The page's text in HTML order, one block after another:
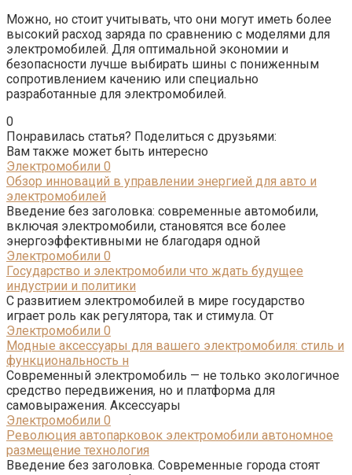
Можно, но стоит учитывать, что они могут иметь более
высокий расход заряда по сравнению с моделями для
электромобилей. Для оптимальной экономии и
безопасности лучше выбирать шины с пониженным
сопротивлением качению или специально
разработанные для электромобилей.
0
Понравилась статья? Поделиться с друзьями:
Вам также может быть интересно
Электромобили 0
Обзор инноваций в управлении энергией для авто и
электромобилей
Введение без заголовка: современные автомобили,
включая электромобили, становятся все более
энергоэффективными не благодаря одной
Электромобили 0
Государство и электромобили что ждать будущее
индустрии и политики
С развитием электромобилей в мире государство
играет роль как регулятора, так и стимула. От
Электромобили 0
Модные аксессуары для вашего электромобиля: стиль и
функциональность н
Современный электромобиль — не только экологичное
средство передвижения, но и платформа для
самовыражения. Аксессуары
Электромобили 0
Революция автопарковок электромобили автономное
размещение технология
Введение без заголовка. Современные города стоят